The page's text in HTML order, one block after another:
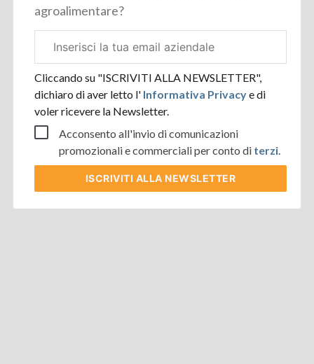
agroalimentare?
aziendale
Cliccando su "ISCRIVITI ALLA NEWSLETTER",
dichiaro di aver letto l' Informativa Privacye di
voler ricevere la Newsletter.
Acconsento all'invio di comunicazioni
promozionali e commerciali per conto di terzi.
ISCRIVITI ALLA NEWSLETTER